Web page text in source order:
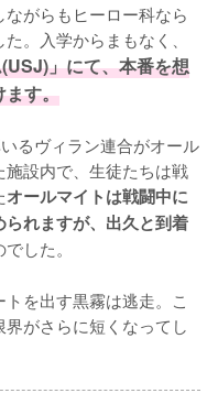
がらもヒーロー科なら
。入学からまもなく、
」にて、本番を想
ます。
るヴィラン連合がオール
設内で、生徒たちは戦
オールマイトは戦闘中に
れますが、出久と到着
でした。
を出す黒霧は逃走。こ
がさらに短くなってし